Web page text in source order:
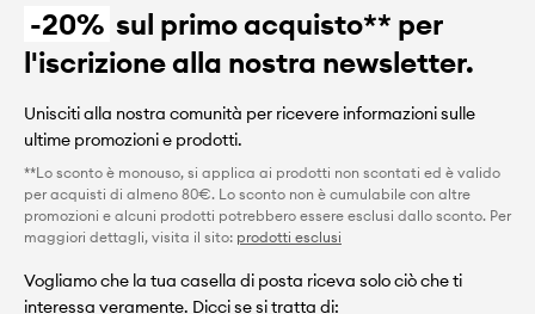
-20% sul primo acquisto** per
l'iscrizione alla nostra newsletter.
Unisciti alla nostra comunità per ricevere informazioni sulle
ultime promozioni e prodotti.
**Lo sconto è monouso, si applica ai prodotti non scontati ed è valido
per acquisti di almeno 80€. Lo sconto non è cumulabile con altre
promozioni e alcuni prodotti potrebbero essere esclusi dallo sconto. Per
maggiori dettagli, visita il sito: prodotti esclusi
Vogliamo che la tua casella di posta riceva solo ciò che ti
interessa veramente. Dicci se si tratta di: